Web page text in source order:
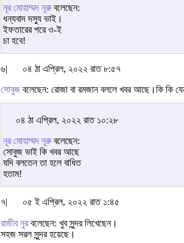
নূর মোহাম্মদ নূরুবলেছেন:
ধন্যবাদ দস্যু ভাই।
ইফতারের পরে ও-ই
চা হবে!
৬| ০৪ ঠা এপ্রিল, ২০২২ রাত ৮:৫৭
সোবুজ বলেছেন: রোজা বা রমজান বললে খবর আছে।কি কি
০৪ ঠা এপ্রিল, ২০২২ রাত ১০:২৮
নূর মোহাম্মদ নূরুবলেছেন:
সোবুজ ভাই কি খবর আছে
যদি বলতেন তা হলে বাধিত
হতাম!
৭| ০৫ ই এপ্রিল, ২০২২ রাত ১:৪৫
রাজীব নুরবলেছেন: খুব সুন্দর লিখেছেন।
সহজ সরল সুন্দর হয়েছে।